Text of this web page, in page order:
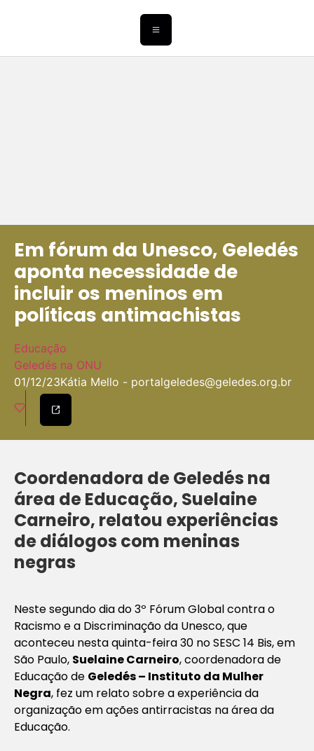
Em fórum da Unesco, Geledés
aponta necessidade de
incluir os meninos em
políticas antimachistas
Educação
Geledés na ONU
01/12/23Kátia Mello - portalgeledes@geledes.org.br
Coordenadora de Geledés na
área de Educação, Suelaine
Carneiro, relatou experiências
de diálogos com meninas
negras
Neste segundo dia do 3º Fórum Global contra o
Racismo e a Discriminação da Unesco, que
aconteceu nesta quinta-feira 30 no SESC 14 Bis, em
São Paulo, Suelaine Carneiro, coordenadora de
Educação de Geledés – Instituto da Mulher
Negra, fez um relato sobre a experiência da
organização em ações antirracistas na área da
Educação.